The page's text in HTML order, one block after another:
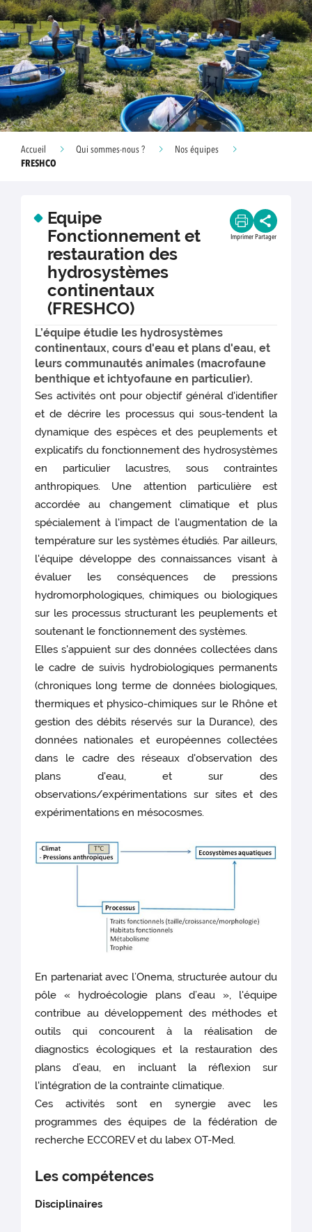
Accueil Qui sommes-nous ?
Nos équipes
FRESHCO
Equipe
Fonctionnement et
restauration des
hydrosystèmes
continentaux
(FRESHCO)
Imprimer Partager
L’équipe étudie les hydrosystèmes
continentaux, cours d'eau et plans d'eau, et
leurs communautés animales (macrofaune
benthique et ichtyofaune en particulier).
Ses activités ont pour objectif général d'identifier
et de décrire les processus qui sous-tendent la
dynamique des espèces et des peuplements et
explicatifs du fonctionnement des hydrosystèmes
en particulier lacustres, sous contraintes
anthropiques. Une attention particulière est
accordée au changement climatique et plus
spécialement à l'impact de l'augmentation de la
température sur les systèmes étudiés. Par ailleurs,
l'équipe développe des connaissances visant à
évaluer les conséquences de pressions
hydromorphologiques, chimiques ou biologiques
sur les processus structurant les peuplements et
soutenant le fonctionnement des systèmes.
Elles s'appuient sur des données collectées dans
le cadre de suivis hydrobiologiques permanents
(chroniques long terme de données biologiques,
thermiques et physico-chimiques sur le Rhône et
gestion des débits réservés sur la Durance), des
données nationales et européennes collectées
dans le cadre des réseaux d'observation des
plans d'eau, et sur des
observations/expérimentations sur sites et des
expérimentations en mésocosmes.
En partenariat avec l’Onema, structurée autour du
pôle « hydroécologie plans d’eau », l'équipe
contribue au développement des méthodes et
outils qui concourent à la réalisation de
diagnostics écologiques et la restauration des
plans d’eau, en incluant la réflexion sur
l'intégration de la contrainte climatique.
Ces activités sont en synergie avec les
programmes des équipes de la fédération de
recherche ECCOREV et du labex OT-Med.
Les compétences
Disciplinaires